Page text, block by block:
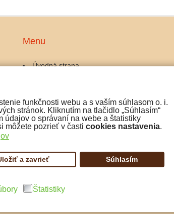
funkčnosti webu a s vaším súhlasom o. i.
stránok. Kliknutím na tlačidlo „Súhlasím“
údajov o správaní na webe a štatistiky
môžete pozrieť v časti cookies nastavenia.
a zavrieť Súhlasím
Štatistiky
Menu
Úvodná strana
Gastrozariadenia
Udržba a servis
Doplnky ku káve
Čaj a čokoláda